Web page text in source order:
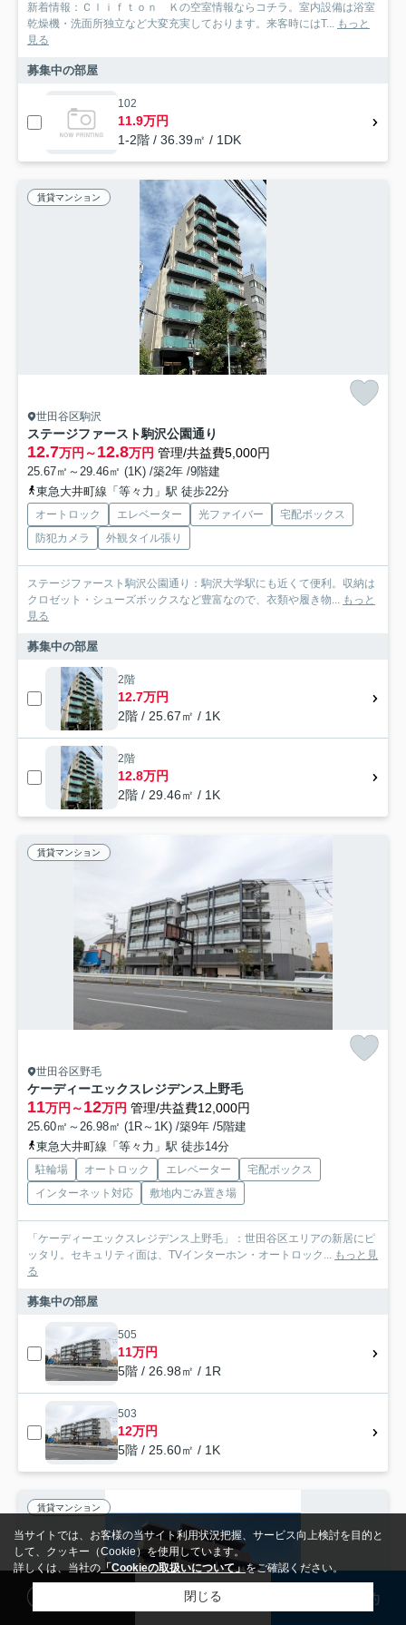
新着情報：Ｃｌｉｆｔｏｎ Ｋの空室情報ならコチラ。室内設備は浴室
乾燥機・洗面所独立など大変充実しております。来客時にはT... もっと
見る
募集中の部屋
102
11.9万円
1-2階 / 36.39㎡ / 1DK
賃貸マンション
世田谷区駒沢
ステージファースト駒沢公園通り
12.7万円～12.8万円 管理/共益費5,000円
25.67㎡～29.46㎡ (1K) /築2年 /9階建
東急大井町線「等々力」駅 徒歩22分
オートロック エレベーター 光ファイバー
宅配ボックス
防犯カメラ
外観タイル張り
ステージファースト駒沢公園通り：駒沢大学駅にも近くて便利。収納は
クロゼット・シューズボックスなど豊富なので、衣類や履き物... もっと
見る
募集中の部屋
2階
12.7万円
2階 / 25.67㎡ / 1K
2階
12.8万円
2階 / 29.46㎡ / 1K
賃貸マンション
世田谷区野毛
ケーディーエックスレジデンス上野毛
11万円～12万円 管理/共益費12,000円
25.60㎡～26.98㎡ (1R～1K) /築9年 /5階建
東急大井町線「等々力」駅 徒歩14分
駐輪場 オートロック エレベーター
宅配ボックス
インターネット対応
敷地内ごみ置き場
「ケーディーエックスレジデンス上野毛」：世田谷区エリアの新居にピ
ッタリ。セキュリティ面は、TVインターホン・オートロック... もっと見
る
募集中の部屋
505
11万円
5階 / 26.98㎡ / 1R
503
12万円
5階 / 25.60㎡ / 1K
賃貸マンション
検討リスト 来店予約
当サイトでは、お客様の当サイト利用状況把握、サービス向上検討を目的と
して、クッキー（Cookie）を使用しています。
詳しくは、当社の「Cookieの取扱いについて」をご確認ください。
閉じる